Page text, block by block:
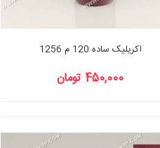
اکریلیک ساده 120 م 1256
450,000 تومان